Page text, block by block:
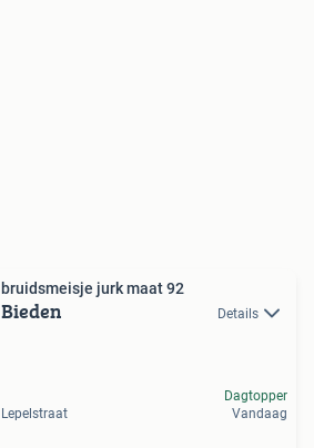
bruidsmeisje jurk maat 92
Bieden Details
Lepelstraat
Dagtopper
Vandaag